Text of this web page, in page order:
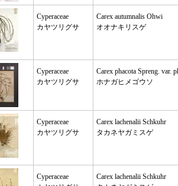
Cyperaceae
カヤツリグサ
Carex autumnalis Ohwi
オオナキリスゲ
Cyperaceae
カヤツリグサ
Carex phacota Spreng. var.
ホナガヒメゴウソ
Cyperaceae
カヤツリグサ
Carex lachenalii Schkuhr
タカネヤガミスゲ
Cyperaceae
Carex lachenalii Schkuhr